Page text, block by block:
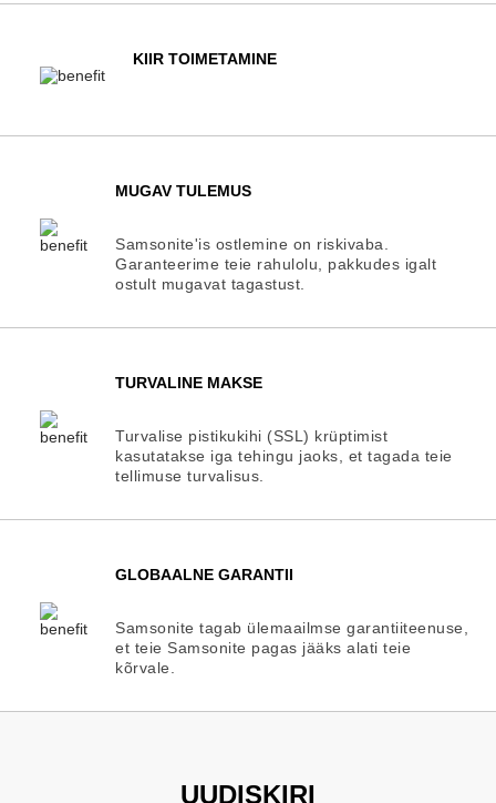
KIIR TOIMETAMINE
MUGAV TULEMUS
Samsonite'is ostlemine on riskivaba.
Garanteerime teie rahulolu, pakkudes igalt
ostult mugavat tagastust.
TURVALINE MAKSE
Turvalise pistikukihi (SSL) krüptimist
kasutatakse iga tehingu jaoks, et tagada teie
tellimuse turvalisus.
GLOBAALNE GARANTII
Samsonite tagab ülemaailmse garantiiteenuse,
et teie Samsonite pagas jääks alati teie
kõrvale.
UUDISKIRI